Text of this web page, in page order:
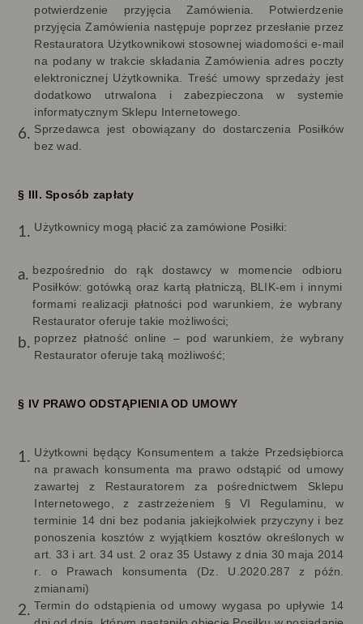
potwierdzenie przyjęcia Zamówienia. Potwierdzenie
przyjęcia Zamówienia następuje poprzez przesłanie przez
Restauratora Użytkownikowi stosownej wiadomości e-mail
na podany w trakcie składania Zamówienia adres poczty
elektronicznej Użytkownika. Treść umowy sprzedaży jest
dodatkowo utrwalona i zabezpieczona w systemie
informatycznym Sklepu Internetowego.
Sprzedawca jest obowiązany do dostarczenia Posiłków
bez wad.
§ III. Sposób zapłaty
Użytkownicy mogą płacić za zamówione Posiłki:
bezpośrednio do rąk dostawcy w momencie odbioru
Posiłków: gotówką oraz kartą płatniczą, BLIK-em i innymi
formami realizacji płatności pod warunkiem, że wybrany
Restaurator oferuje takie możliwości;
poprzez płatność online – pod warunkiem, że wybrany
Restaurator oferuje taką możliwość;
§ IV PRAWO ODSTĄPIENIA OD UMOWY
Użytkowni będący Konsumentem a także Przedsiębiorca
na prawach konsumenta ma prawo odstąpić od umowy
zawartej z Restauratorem za pośrednictwem Sklepu
Internetowego, z zastrzeżeniem § VI Regulaminu, w
terminie 14 dni bez podania jakiejkolwiek przyczyny i bez
ponoszenia kosztów z wyjątkiem kosztów określonych w
art. 33 i art. 34 ust. 2 oraz 35 Ustawy z dnia 30 maja 2014
r. o Prawach konsumenta (Dz. U.2020.287 z późn.
zmianami)
Termin do odstąpienia od umowy wygasa po upływie 14